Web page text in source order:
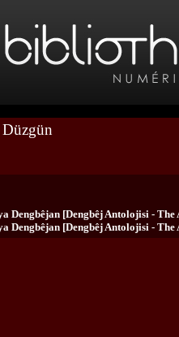
Dengbêjan [Dengbêj Antolojisi - The
Dengbêjan [Dengbêj Antolojisi - The